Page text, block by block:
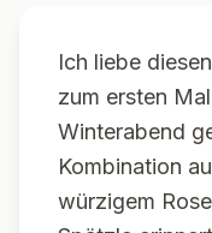
Ich liebe
zum ersten
Winterabend
Kombination
würzigem